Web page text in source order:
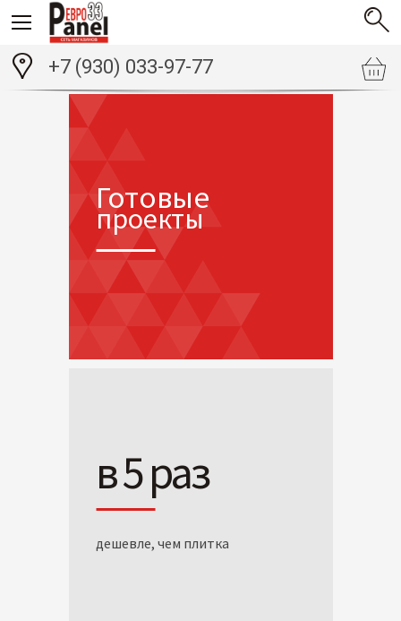
+7 (930) 033-97-77
Готовые
проекты
в 5 раз
дешевле, чем плитка